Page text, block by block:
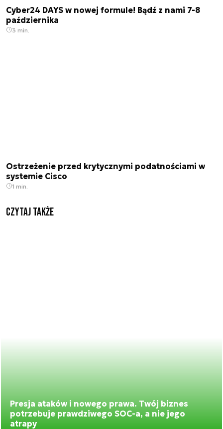
Cyber24 DAYS w nowej formule! Bądź z nami 7-8
października
3 min.
Ostrzeżenie przed krytycznymi podatnościami w
systemie Cisco
1 min.
Czytaj także
Presja ataków i nowego prawa. Twój biznes
potrzebuje prawdziwego SOC-a, a nie jego
atrapy